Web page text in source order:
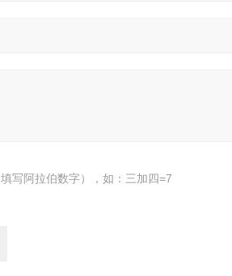
写阿拉伯数字），如：三加四=7